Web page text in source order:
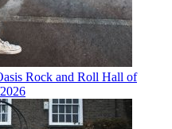
Rock and Roll Hall of